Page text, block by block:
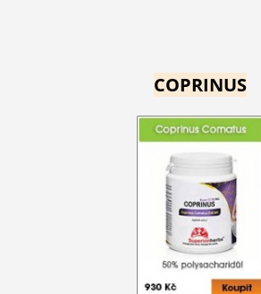
COPRINUS